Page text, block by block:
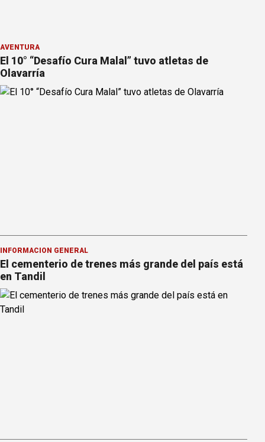
AVENTURA
El 10° “Desafío Cura Malal” tuvo atletas de
Olavarría
INFORMACION GENERAL
El cementerio de trenes más grande del país está
en Tandil